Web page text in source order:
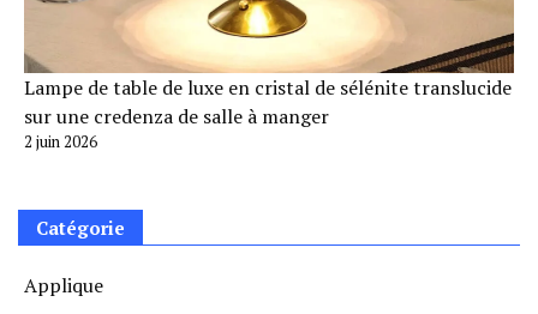
Lampe de table de luxe en cristal de sélénite translucide
sur une credenza de salle à manger
2 juin 2026
Catégorie
Applique